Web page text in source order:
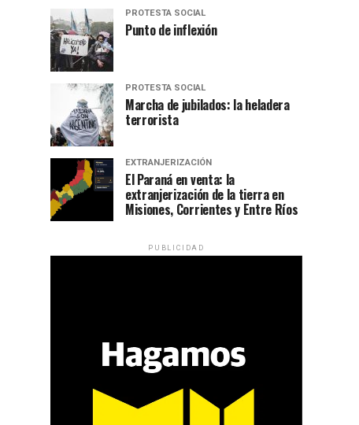
PROTESTA SOCIAL
Punto de inflexión
PROTESTA SOCIAL
Marcha de jubilados: la heladera
terrorista
EXTRANJERIZACIÓN
El Paraná en venta: la
extranjerización de la tierra en
Misiones, Corrientes y Entre Ríos
PUBLICIDAD